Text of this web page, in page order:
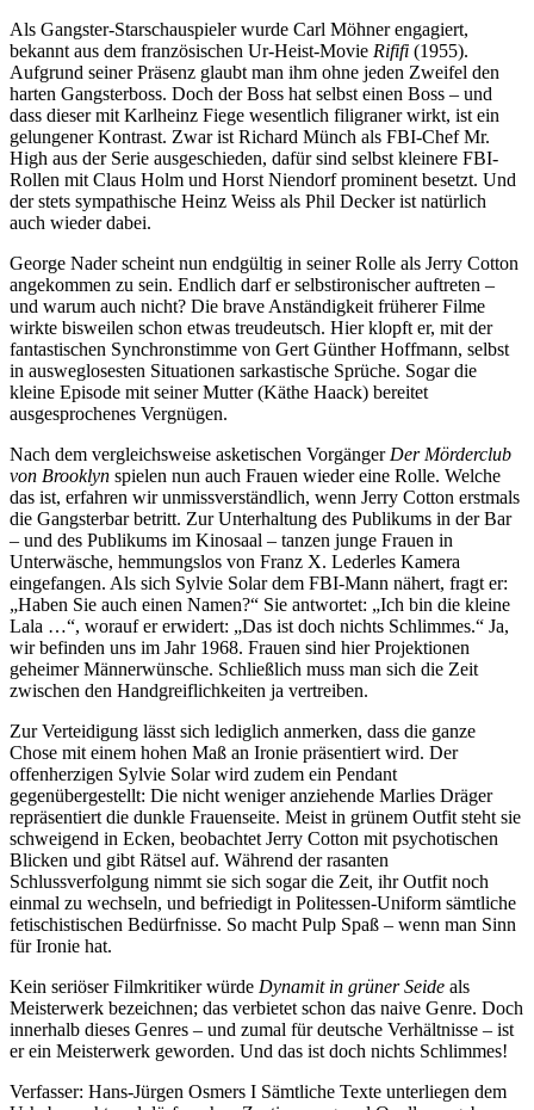
Als Gangster-Starschauspieler wurde Carl Möhner engagiert,
bekannt aus dem französischen Ur-Heist-Movie Rififi (1955).
Aufgrund seiner Präsenz glaubt man ihm ohne jeden Zweifel den
harten Gangsterboss. Doch der Boss hat selbst einen Boss – und
dass dieser mit Karlheinz Fiege wesentlich filigraner wirkt, ist ein
gelungener Kontrast. Zwar ist Richard Münch als FBI-Chef Mr.
High aus der Serie ausgeschieden, dafür sind selbst kleinere FBI-
Rollen mit Claus Holm und Horst Niendorf prominent besetzt. Und
der stets sympathische Heinz Weiss als Phil Decker ist natürlich
auch wieder dabei.
George Nader scheint nun endgültig in seiner Rolle als Jerry Cotton
angekommen zu sein. Endlich darf er selbstironischer auftreten –
und warum auch nicht? Die brave Anständigkeit früherer Filme
wirkte bisweilen schon etwas treudeutsch. Hier klopft er, mit der
fantastischen Synchronstimme von Gert Günther Hoffmann, selbst
in ausweglosesten Situationen sarkastische Sprüche. Sogar die
kleine Episode mit seiner Mutter (Käthe Haack) bereitet
ausgesprochenes Vergnügen.
Nach dem vergleichsweise asketischen Vorgänger Der Mörderclub
von Brooklyn spielen nun auch Frauen wieder eine Rolle. Welche
das ist, erfahren wir unmissverständlich, wenn Jerry Cotton erstmals
die Gangsterbar betritt. Zur Unterhaltung des Publikums in der Bar
– und des Publikums im Kinosaal – tanzen junge Frauen in
Unterwäsche, hemmungslos von Franz X. Lederles Kamera
eingefangen. Als sich Sylvie Solar dem FBI-Mann nähert, fragt er:
„Haben Sie auch einen Namen?“ Sie antwortet: „Ich bin die kleine
Lala …“, worauf er erwidert: „Das ist doch nichts Schlimmes.“ Ja,
wir befinden uns im Jahr 1968. Frauen sind hier Projektionen
geheimer Männerwünsche. Schließlich muss man sich die Zeit
zwischen den Handgreiflichkeiten ja vertreiben.
Zur Verteidigung lässt sich lediglich anmerken, dass die ganze
Chose mit einem hohen Maß an Ironie präsentiert wird. Der
offenherzigen Sylvie Solar wird zudem ein Pendant
gegenübergestellt: Die nicht weniger anziehende Marlies Dräger
repräsentiert die dunkle Frauenseite. Meist in grünem Outfit steht sie
schweigend in Ecken, beobachtet Jerry Cotton mit psychotischen
Blicken und gibt Rätsel auf. Während der rasanten
Schlussverfolgung nimmt sie sich sogar die Zeit, ihr Outfit noch
einmal zu wechseln, und befriedigt in Politessen-Uniform sämtliche
fetischistischen Bedürfnisse. So macht Pulp Spaß – wenn man Sinn
für Ironie hat.
Kein seriöser Filmkritiker würde Dynamit in grüner Seide als
Meisterwerk bezeichnen; das verbietet schon das naive Genre. Doch
innerhalb dieses Genres – und zumal für deutsche Verhältnisse – ist
er ein Meisterwerk geworden. Und das ist doch nichts Schlimmes!
Verfasser: Hans-Jürgen Osmers I Sämtliche Texte unterliegen dem